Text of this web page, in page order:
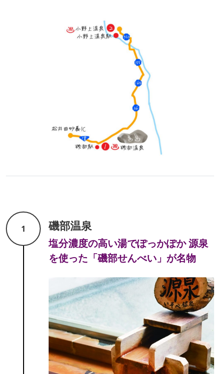
1 磯部温泉
塩分濃度の高い湯でぽっかぽか 源泉
を使った「磯部せんべい」が名物